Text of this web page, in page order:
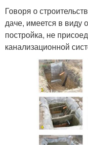
Говоря о
даче, имеется в виду
постройка, не
канализационной